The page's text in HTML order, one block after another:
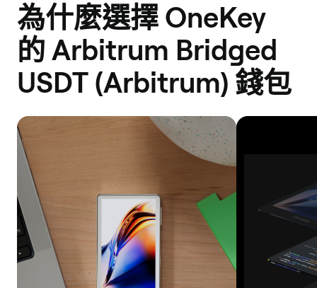
為什麼選擇 OneKey
的 Arbitrum Bridged
USDT (Arbitrum) 錢包